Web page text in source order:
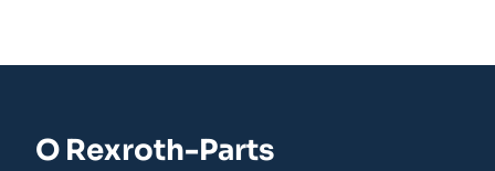
O Rexroth-Parts